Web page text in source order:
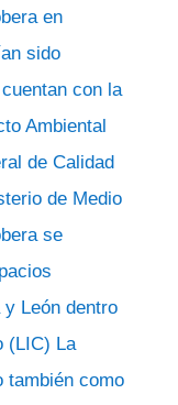
en
sido
con la
Ambiental
de Calidad
de Medio
se
León dentro
(LIC) La
también como